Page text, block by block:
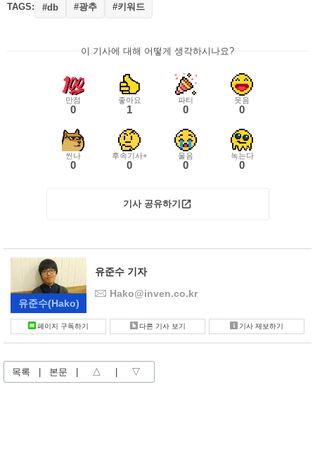
TAGS: #db #광추 #키워드
이 기사에 대해 어떻게 생각하시나요?
만점
0
좋아요
1
파티
0
웃음
0
씬나
0
후속기사+
0
울음
0
녹는다
0
기사 공유하기
유준수(Hako)
유준수 기자
Hako@inven.co.kr
페이지 구독하기 다른 기사 보기 기사 제보하기
목록 | 본문 | △ | ▽